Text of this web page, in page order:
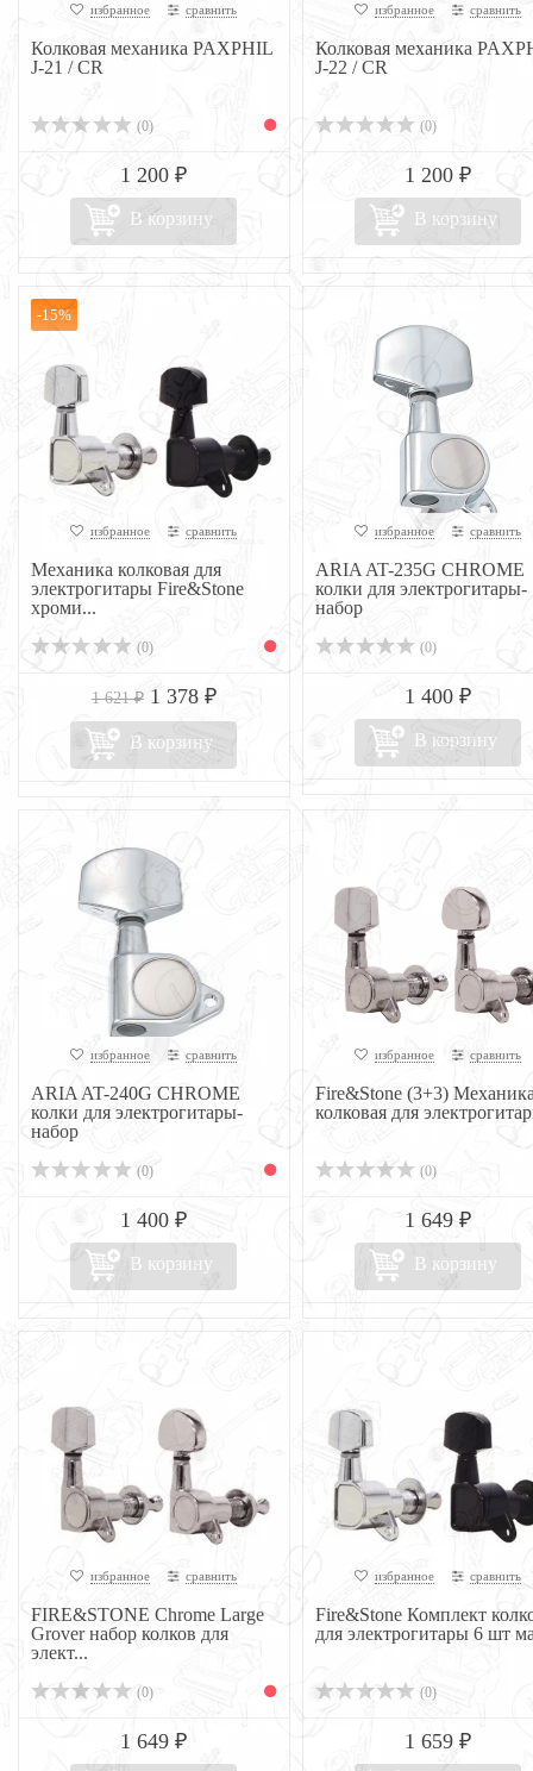
избранное сравнить
Колковая механика PAXPHIL
J-21 / CR
(0)
1 200 ₽
В корзину
избранное сравнить
Колковая механика
J-22 / CR
(0)
1 200 ₽
В корзину
-15%
избранное сравнить
Механика колковая для
электрогитары Fire&Stone
хроми...
(0)
1 621 ₽ 1 378 ₽
В корзину
избранное сравнить
ARIA AT-235G CHROME
колки для электрогитары-
набор
(0)
1 400 ₽
В корзину
избранное сравнить
ARIA AT-240G CHROME
колки для электрогитары-
набор
(0)
1 400 ₽
В корзину
избранное сравнить
Fire&Stone (3+3)
колковая для
(0)
1 649 ₽
В корзину
избранное сравнить
FIRE&STONE Chrome Large
Grover набор колков для
элект...
(0)
1 649 ₽
избранное сравнить
Fire&Stone Комплект
для электрогитары 6 шт
(0)
1 659 ₽